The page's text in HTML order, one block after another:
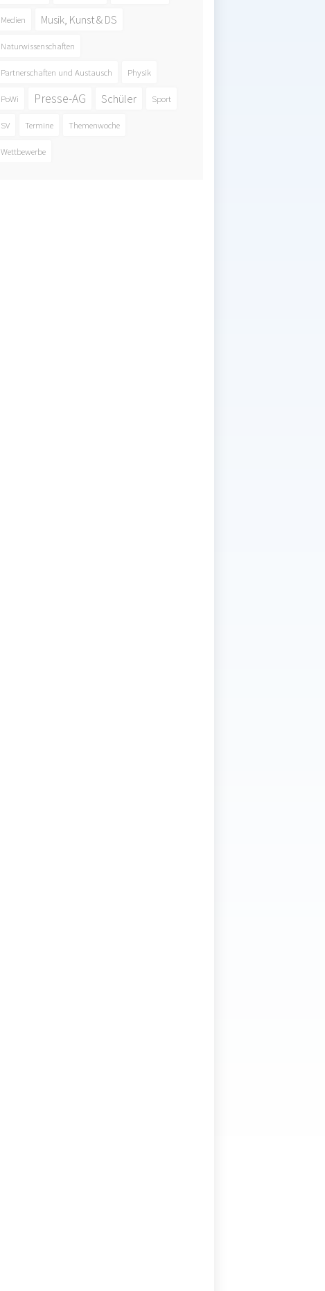
Medien Musik, Kunst & DS
Naturwissenschaften
Partnerschaften und Austausch Physik
PoWi Presse-AG Schüler Sport
SV Termine Themenwoche
Wettbewerbe